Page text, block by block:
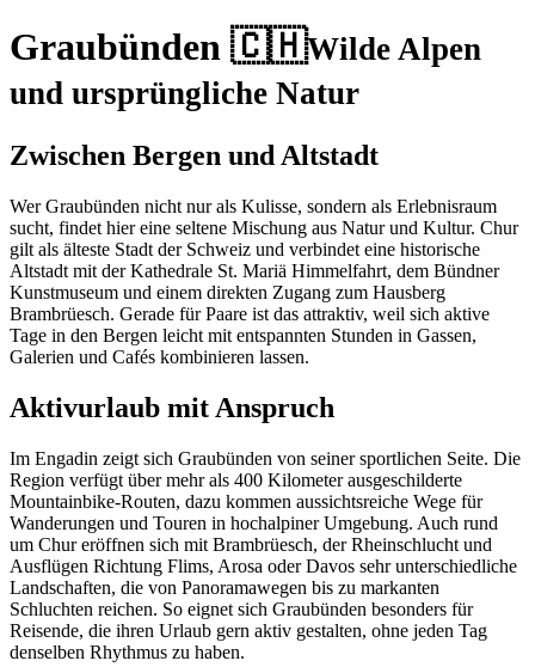
Graubünden 🇨🇭Wilde Alpen
und ursprüngliche Natur
Zwischen Bergen und Altstadt
Wer Graubünden nicht nur als Kulisse, sondern als Erlebnisraum
sucht, findet hier eine seltene Mischung aus Natur und Kultur. Chur
gilt als älteste Stadt der Schweiz und verbindet eine historische
Altstadt mit der Kathedrale St. Mariä Himmelfahrt, dem Bündner
Kunstmuseum und einem direkten Zugang zum Hausberg
Brambrüesch. Gerade für Paare ist das attraktiv, weil sich aktive
Tage in den Bergen leicht mit entspannten Stunden in Gassen,
Galerien und Cafés kombinieren lassen.
Aktivurlaub mit Anspruch
Im Engadin zeigt sich Graubünden von seiner sportlichen Seite. Die
Region verfügt über mehr als 400 Kilometer ausgeschilderte
Mountainbike-Routen, dazu kommen aussichtsreiche Wege für
Wanderungen und Touren in hochalpiner Umgebung. Auch rund
um Chur eröffnen sich mit Brambrüesch, der Rheinschlucht und
Ausflügen Richtung Flims, Arosa oder Davos sehr unterschiedliche
Landschaften, die von Panoramawegen bis zu markanten
Schluchten reichen. So eignet sich Graubünden besonders für
Reisende, die ihren Urlaub gern aktiv gestalten, ohne jeden Tag
denselben Rhythmus zu haben.